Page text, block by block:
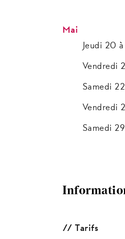
Mai
Jeudi 20
Vendredi
Samedi
Vendredi
Samedi
// Tarifs